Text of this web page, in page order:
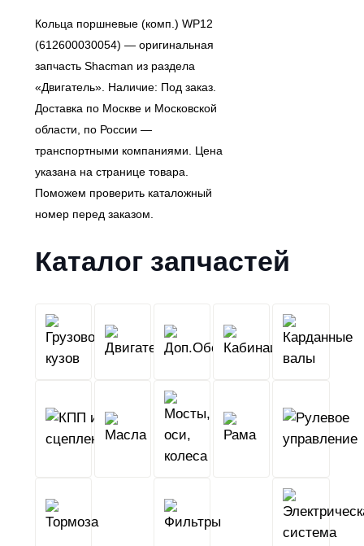
Кольца поршневые (комп.) WP12
(612600030054) — оригинальная
запчасть Shacman из раздела
«Двигатель». Наличие: Под заказ.
Доставка по Москве и Московской
области, по России —
транспортными компаниями. Цена
указана на странице товара.
Поможем проверить каталожный
номер перед заказом.
Каталог запчастей
Грузовой
кузов
Двигатель Кабина
КПП
и
сцепление
Масла
оси,
Рама
Тормоза Фильтры